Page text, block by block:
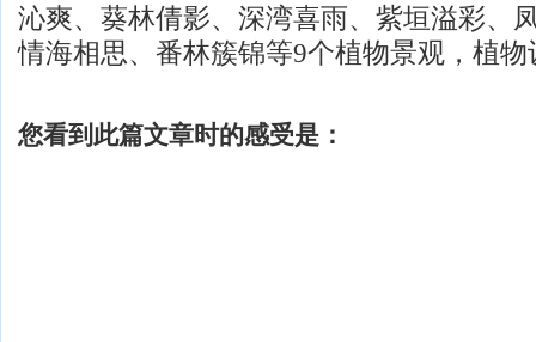
沁爽、葵林倩影、深湾喜雨、紫垣溢彩、
情海相思、番林簇锦等9个植物景观，植
您看到此篇文章时的感受是：